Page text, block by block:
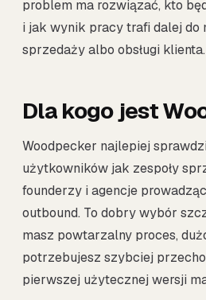
problem ma rozwiązać, kto
i jak wynik pracy trafi dalej do
sprzedaży albo obsługi klienta.
Dla kogo jest
Woodpecker najlepiej
użytkowników jak zespoły
founderzy i agencje
outbound. To dobry wybór
masz powtarzalny proces,
potrzebujesz szybciej
pierwszej użytecznej wersji